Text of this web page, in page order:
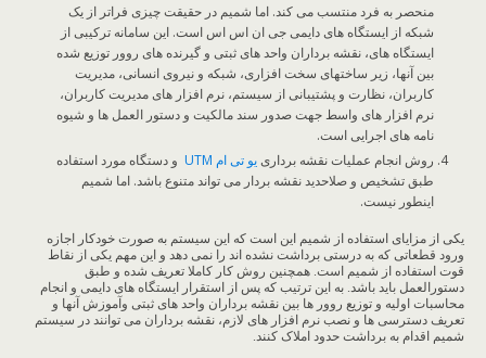
منحصر به فرد منتسب می کند. اما شمیم در حقیقت چیزی فراتر از یک
شبکه از ایستگاه های دایمی جی ان اس اس است. این سامانه ترکیبی از
ایستگاه های، نقشه برداران واحد های ثبتی و گیرنده های روور توزیع شده
بین آنها، زیر ساختهای سخت افزاری، شبکه و نیروی انسانی، مدیریت
کاربران، نظارت و پشتیبانی از سیستم، نرم افزار های مدیریت کاربران،
نرم افزار های واسط جهت صدور سند مالکیت و دستور العمل ها و شیوه
نامه های اجرایی است.
روش انجام عملیات نقشه بردارییو تی ام UTM و دستگاه مورد استفاده
طبق تشخیص و صلاحدید نقشه بردار می تواند متنوع باشد. اما شمیم
اینطور نیست.
یکی از مزایای استفاده از شمیم این است که این سیستم به صورت خودکار اجازه
ورود قطعاتی که به درستی برداشت نشده اند را نمی دهد و این مهم یکی از نقاط
قوت استفاده از شمیم است. همچنین روش کار کاملا تعریف شده و طبق
دستورالعمل باید باشد. به این ترتیب که پس از استقرار ایستگاه های دایمی و انجام
محاسبات اولیه و توزیع روور ها بین نقشه برداران واحد های ثبتی وآموزش آنها و
تعریف دسترسی ها و نصب نرم افزار های لازم، نقشه برداران می توانند در سیستم
شمیم اقدام به برداشت حدود املاک کنند.